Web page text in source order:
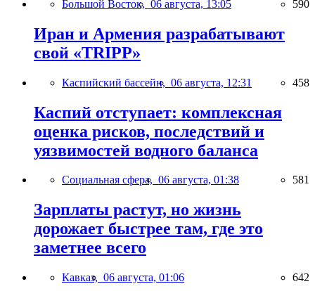
Большой Восток, 06 августа, 13:05 590
Иран и Армения разрабатывают
свой «TRIPP»
Каспийский бассейн, 06 августа, 12:31 458
Каспий отступает: комплексная
оценка рисков, последствий и
уязвимостей водного баланса
Социальная сфера, 06 августа, 01:38 581
Зарплаты растут, но жизнь
дорожает быстрее там, где это
заметнее всего
Кавказ, 06 августа, 01:06 642